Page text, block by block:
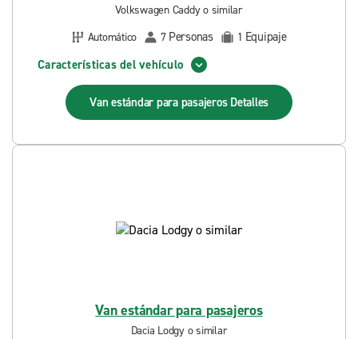
Volkswagen Caddy o similar
Automático
7 Personas 1 Equipaje
Características del vehículo
Van estándar para pasajeros Detalles
Van estándar para pasajeros
Dacia Lodgy o similar